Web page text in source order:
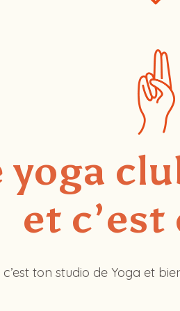
yoga
et c’est
c’est ton studio de Yoga et